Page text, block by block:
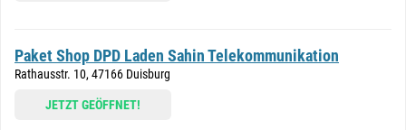
Paket Shop DPD Laden Sahin Telekommunikation
Rathausstr. 10, 47166 Duisburg
JETZT GEÖFFNET!